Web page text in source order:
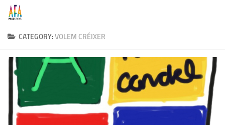
Skip to content
CATEGORY:VOLEM CRÉIXER